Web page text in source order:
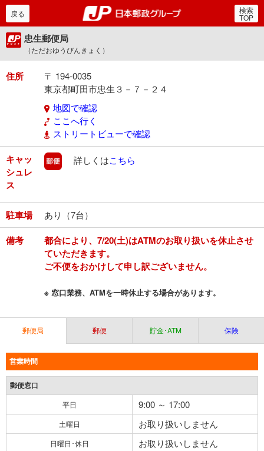
郵便局・日本郵政グルー
戻る 検索
TOP
忠生郵便局
（ただおゆうびんきょく）
住所
〒 194-0035
東京都町田市忠生３－７－２４
地図で確認
ここへ行く
ストリートビューで確認
キャッ
シュレ
ス
郵便
詳しくはこちら
駐車場 あり（7台）
備考
都合により、7/20(土)はATMのお取り扱いを休止させ
ていただきます。
ご不便をおかけして申し訳ございません。
※ 窓口業務、ATMを一時休止する場合があります。
郵便局 郵便 貯金･ATM 保険
営業時間
郵便窓口
平日 9:00 ～ 17:00
土曜日 お取り扱いしません
日曜日･休日 お取り扱いしません